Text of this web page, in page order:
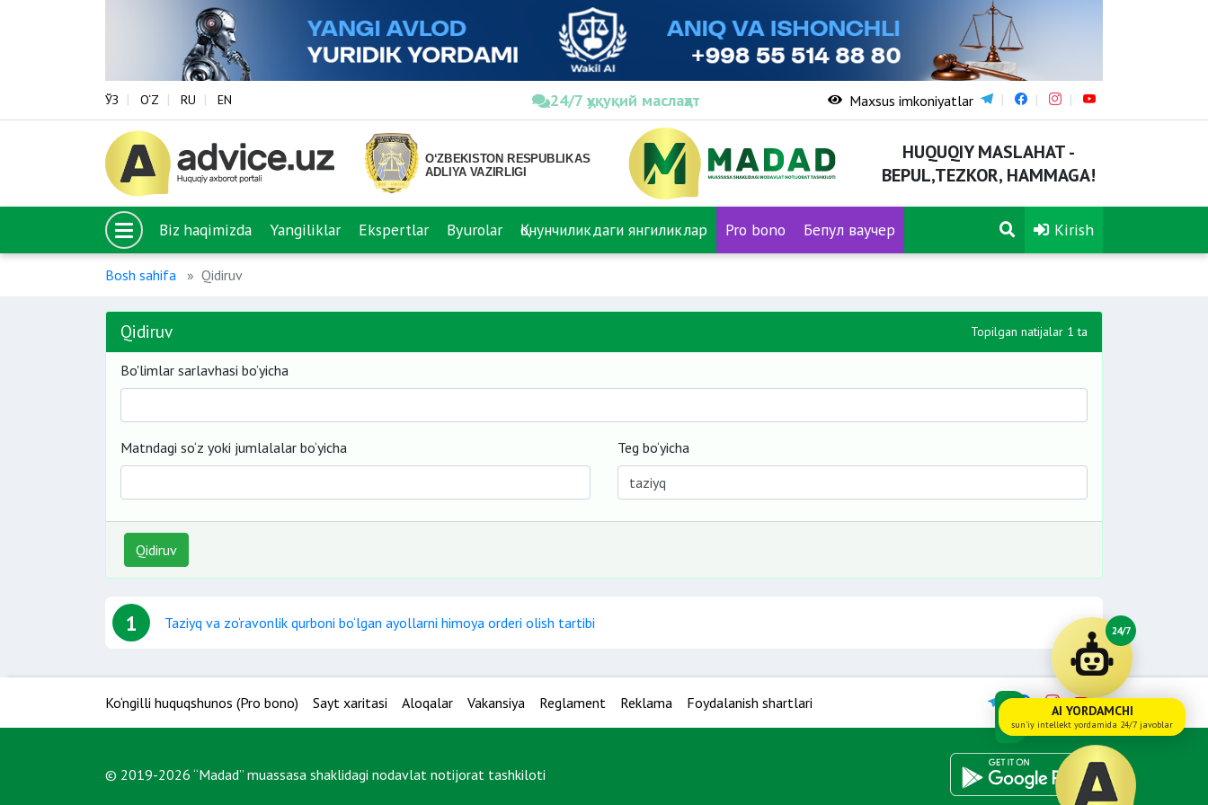
ЎЗ O‘Z RU EN 24/7 ҳуқуқий маслаҳат Maxsus imkoniyatlar
HUQUQIY MASLAHAT -
BEPUL,TEZKOR, HAMMAGA!
Biz haqimizda Yangiliklar Ekspertlar Byurolar Қонунчиликдаги янгиликлар Pro bono Бепул ваучер Kirish
Bosh sahifa Qidiruv
Qidiruv Topilgan natijalar 1 ta
Bo'limlar sarlavhasi bo’yicha
Matndagi so‘z yoki jumlalalar bo‘yicha Teg bo‘yicha
Qidiruv
1 Taziyq va zo‘ravonlik qurboni bo‘lgan ayollarni himoya orderi olish tartibi
Ko‘ngilli huquqshunos (Pro bono) Sayt xaritasi Aloqalar Vakansiya Reglament Reklama Foydalanish shartlari
© 2019-2026 “Madad” muassasa shaklidagi nodavlat notijorat tashkiloti
24/7
AI YORDAMCHI
sun'iy intellekt yordamida 24/7 javoblar